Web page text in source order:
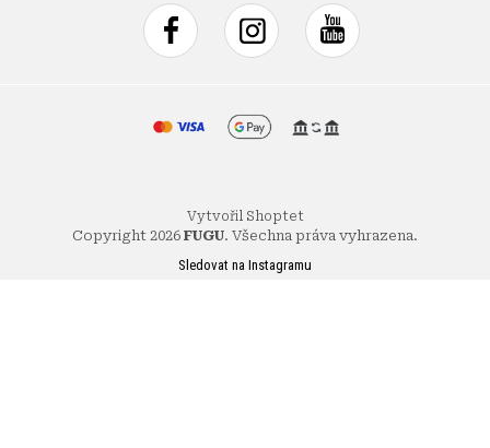
Sledovat na Instagramu
Vytvořil Shoptet
Copyright 2026 FUGU. Všechna práva vyhrazena.